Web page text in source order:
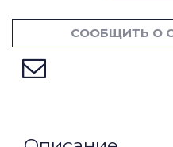
СООБЩИТЬ О